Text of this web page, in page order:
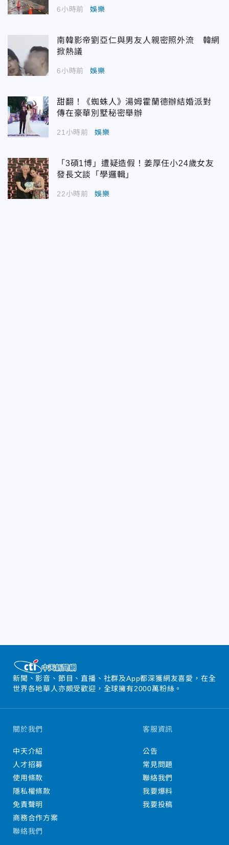
6小時前 娛樂
南韓影帝劉亞仁與男友人親密照外流 韓網
掀熱議
6小時前 娛樂
甜翻！《蜘蛛人》湯姆霍蘭德辦結婚派對
傳在豪華別墅秘密舉辦
21小時前 娛樂
「3碩1博」遭疑造假！姜厚任小24歲女友
發長文談「學邏輯」
22小時前 娛樂
新聞、影音、節目、直播、社群及App都深獲網友喜愛，在全
世界各地華人亦頗受歡迎，全球擁有2000萬粉絲。
關於我們
中天介紹
人才招募
使用條款
隱私權條款
免責聲明
商務合作方案
客服資訊
公告
常見問題
聯絡我們
我要爆料
我要投稿
聯絡我們